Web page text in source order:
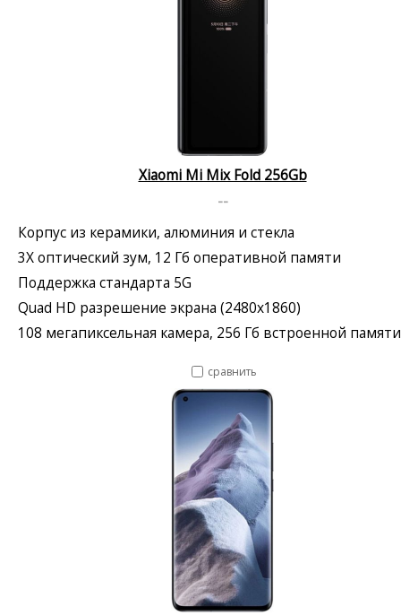
Xiaomi Mi Mix Fold 256Gb
--
Корпус из керамики, алюминия и стекла
3X оптический зум, 12 Гб оперативной памяти
Поддержка стандарта 5G
Quad HD разрешение экрана (2480x1860)
108 мегапиксельная камера, 256 Гб встроенной памяти
сравнить